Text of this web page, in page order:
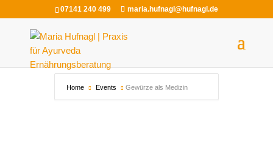
07141 240 499 maria.hufnagl@hufnagl.de
Home Events Gewürze als Medizin